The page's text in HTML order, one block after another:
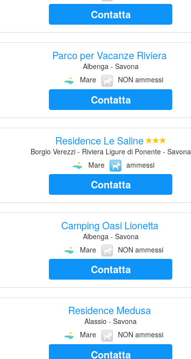
Contatta
Parco per Vacanze Riviera
Albenga - Savona
Mare
NON ammessi
Contatta
Residence Le Saline
Borgio Verezzi - Riviera Ligure di Ponente - Savona
Mare
ammessi
Contatta
Camping Oasi Lionetta
Albenga - Savona
Mare
NON ammessi
Contatta
Residence Medusa
Alassio - Savona
Mare
NON ammessi
Contatta